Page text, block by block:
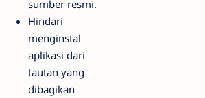
sumber resmi.
Hindari
menginstal
aplikasi dari
tautan yang
dibagikan